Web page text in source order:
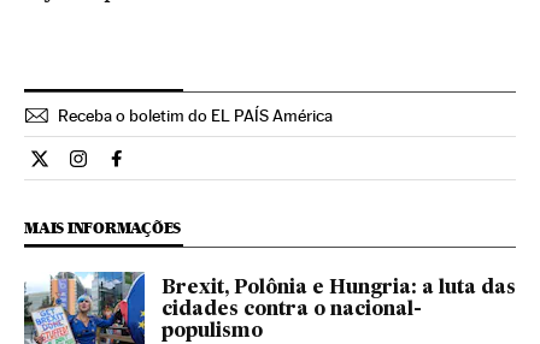
Receba o boletim do EL PAÍS América
Internacional El País Brasil en Twitter
Internacional El País Brasil en Instagram
Internacional El País Brasil en Facebook
MAIS INFORMAÇÕES
Brexit, Polônia e Hungria: a luta das
cidades contra o nacional-
populismo